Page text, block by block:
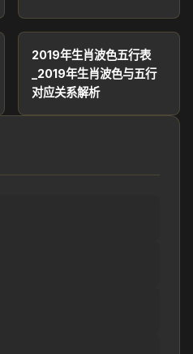
2019年生肖波色五行表
_2019年生肖波色与五行
对应关系解析